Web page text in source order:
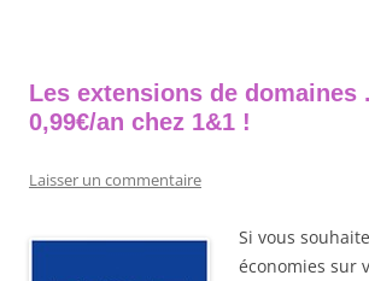
Les extensions de domaines
0,99€/an chez 1&1 !
Laisser un commentaire
Si vous
économies sur